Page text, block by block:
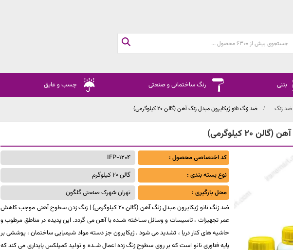
بتنی رنگ ساختمانی و صنعتی چسب و عایق
ضد زنگ ضد زنگ نانو ژیکایرون مبدل زنگ آهن (گالن 20 کیلوگرمی)
کیلوگرمی)
کد اختصاصی محصول :
IEP-1204
نوع بسته بندی :
گالن 20 کیلوگرم
محل بارگیری :
تهران شهرک صنعتی گلگون
ضد زنگ نانو ژیکایرون مبدل زنگ آهن (گالن 20 کیلوگرمی) | زنگ زدن سطوح آهنی موجب کاهش
عمر تجهیزات ، تاسیسات و وسائل سـاخته شـده با آهن می گردد. این پدیده در مناطق مرطوب و
حاشیه های کنار دریا ، تشدید می شود . ژیکایرون جز دسته مواد شیمیایی ساختمان ، پوششی بر
پایه فناوری نانو است که بر روی سطوح زنگ زده اعمال شـده و تولید کمپلکس پایداری می کند که